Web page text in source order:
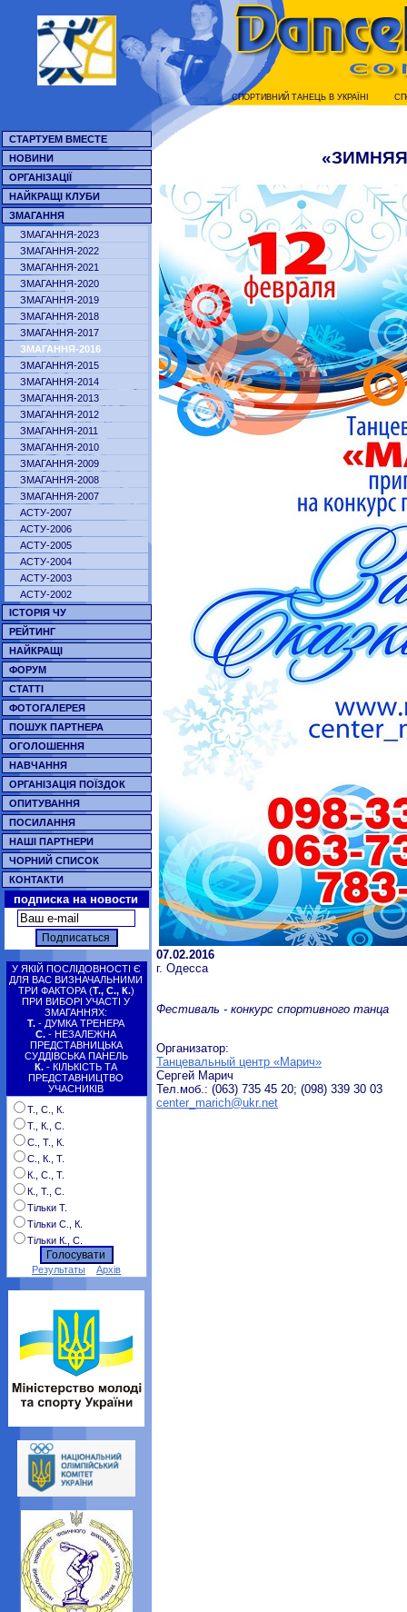
СТАРТУЕМ ВМЕСТЕ
НОВИНИ
ОРГАНІЗАЦІЇ
НАЙКРАЩІ КЛУБИ
ЗМАГАННЯ
ЗМАГАННЯ-2023
ЗМАГАННЯ-2022
ЗМАГАННЯ-2021
ЗМАГАННЯ-2020
ЗМАГАННЯ-2019
ЗМАГАННЯ-2018
ЗМАГАННЯ-2017
ЗМАГАННЯ-2016
ЗМАГАННЯ-2015
ЗМАГАННЯ-2014
ЗМАГАННЯ-2013
ЗМАГАННЯ-2012
ЗМАГАННЯ-2011
ЗМАГАННЯ-2010
ЗМАГАННЯ-2009
ЗМАГАННЯ-2008
ЗМАГАННЯ-2007
АСТУ-2007
АСТУ-2006
АСТУ-2005
АСТУ-2004
АСТУ-2003
АСТУ-2002
ІСТОРІЯ ЧУ
РЕЙТИНГ
НАЙКРАЩІ
ФОРУМ
СТАТТІ
ФОТОГАЛЕРЕЯ
ПОШУК ПАРТНЕРА
ОГОЛОШЕННЯ
НАВЧАННЯ
ОРГАНІЗАЦІЯ ПОЇЗДОК
ОПИТУВАННЯ
ПОСИЛАННЯ
НАШІ ПАРТНЕРИ
ЧОРНИЙ СПИСОК
КОНТАКТИ
подписка на новости
У ЯКІЙ ПОСЛІДОВНОСТІ Є
ДЛЯ ВАС ВИЗНАЧАЛЬНИМИ
ТРИ ФАКТОРА (Т., С., К.)
ПРИ ВИБОРІ УЧАСТІ У
ЗМАГАННЯХ:
Т. - ДУМКА ТРЕНЕРА
С. - НЕЗАЛЕЖНА
ПРЕДСТАВНИЦЬКА
СУДДІВСЬКА ПАНЕЛЬ
К. - КІЛЬКІСТЬ ТА
ПРЕДСТАВНИЦТВО
УЧАСНИКІВ
Т., С., К.
Т., К., С.
С., Т., К.
С., К., Т.
К., С., Т.
К., Т., С.
Тільки Т.
Тільки С., К.
Тільки К., С.
Результаты Архів
СПОРТИВНИЙ ТАНЕЦЬ В УКРАЇНI
«ЗИМНЯЯ
07.02.2016
г. Одесса
Фестиваль - конкурс спортивного танца
Организатор:
Танцевальный центр «Марич»
Сергей Марич
Тел.моб.: (063) 735 45 20; (098) 339 30 03
center_marich@ukr.net